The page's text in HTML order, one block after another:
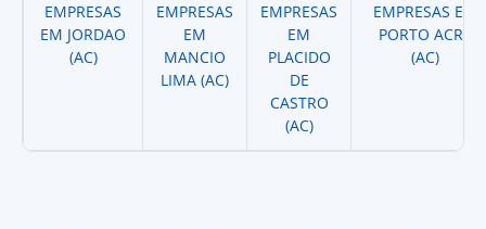
EMPRESAS
EM JORDAO
(AC)
EMPRESAS
EM
MANCIO
LIMA (AC)
EMPRESAS
EM
PLACIDO
DE
CASTRO
(AC)
EMPRESAS EM
PORTO ACRE
(AC)